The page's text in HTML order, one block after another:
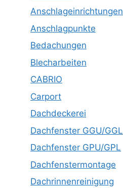
Anschlageinrichtungen
Anschlagpunkte
Bedachungen
Blecharbeiten
CABRIO
Carport
Dachdeckerei
Dachfenster GGU/GGL
Dachfenster GPU/GPL
Dachfenstermontage
Dachrinnenreinigung